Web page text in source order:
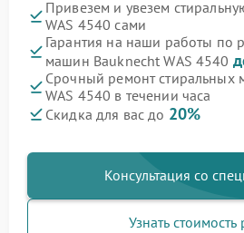
Привезем и увезем
WAS 4540 сами
Гарантия на наши работы по
машин Bauknecht WAS 4540
Срочный ремонт стиральных
WAS 4540 в течении часа
Скидка для вас до 20%
Консультация со
Узнать стоимость